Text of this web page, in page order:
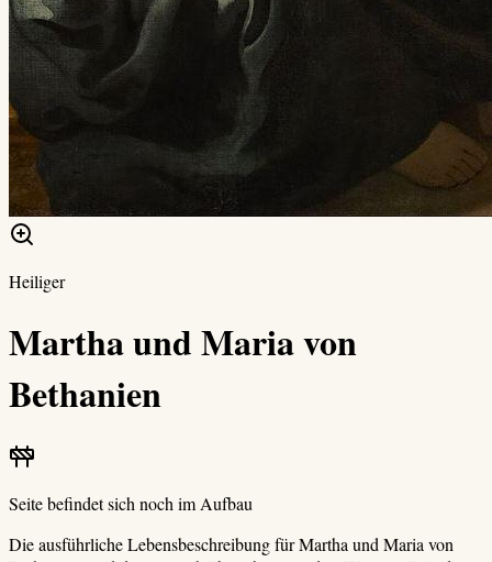
Heiliger
Martha und Maria von
Bethanien
Seite befindet sich noch im Aufbau
Die ausführliche Lebensbeschreibung fürMartha und Maria von